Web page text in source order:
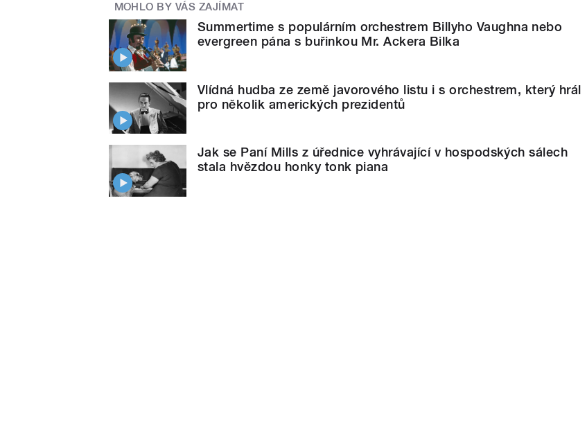
MOHLO BY VÁS ZAJÍMAT
Summertime s populárním orchestrem Billyho Vaughna nebo
evergreen pána s buřinkou Mr. Ackera Bilka
Vlídná hudba ze země javorového listu i s orchestrem, který hrál
pro několik amerických prezidentů
Jak se Paní Mills z úřednice vyhrávající v hospodských sálech
stala hvězdou honky tonk piana